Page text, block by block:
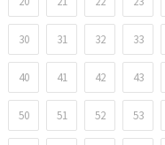
30 31 32 33
40 41 42 43
50 51 52 53